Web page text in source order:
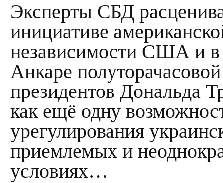
Эксперты СБД
инициативе
независимости США и
Анкаре
президентов Дональда
как ещё одну
урегулирования
приемлемых и
условиях…